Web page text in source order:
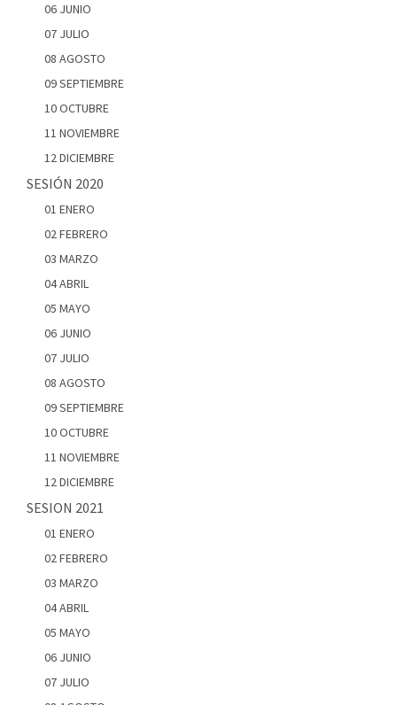
06 JUNIO
07 JULIO
08 AGOSTO
09 SEPTIEMBRE
10 OCTUBRE
11 NOVIEMBRE
12 DICIEMBRE
SESIÓN 2020
01 ENERO
02 FEBRERO
03 MARZO
04 ABRIL
05 MAYO
06 JUNIO
07 JULIO
08 AGOSTO
09 SEPTIEMBRE
10 OCTUBRE
11 NOVIEMBRE
12 DICIEMBRE
SESION 2021
01 ENERO
02 FEBRERO
03 MARZO
04 ABRIL
05 MAYO
06 JUNIO
07 JULIO